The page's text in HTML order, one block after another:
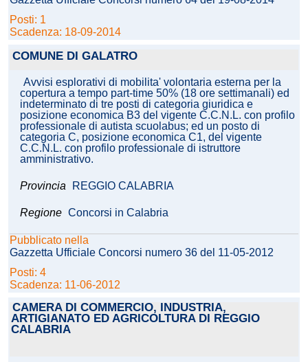
Posti: 1
Scadenza: 18-09-2014
COMUNE DI GALATRO
Avvisi esplorativi di mobilita' volontaria esterna per la
copertura a tempo part-time 50% (18 ore settimanali) ed
indeterminato di tre posti di categoria giuridica e
posizione economica B3 del vigente C.C.N.L. con profilo
professionale di autista scuolabus; ed un posto di
categoria C, posizione economica C1, del vigente
C.C.N.L. con profilo professionale di istruttore
amministrativo.
Provincia REGGIO CALABRIA
Regione Concorsi in Calabria
Pubblicato nella
Gazzetta Ufficiale Concorsi numero 36 del 11-05-2012
Posti: 4
Scadenza: 11-06-2012
CAMERA DI COMMERCIO, INDUSTRIA,
ARTIGIANATO ED AGRICOLTURA DI REGGIO
CALABRIA